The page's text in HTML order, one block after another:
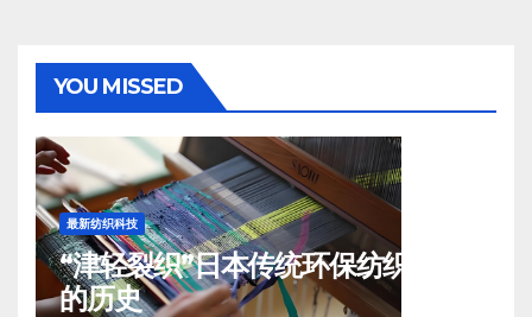
YOU MISSED
最新纺织科技
“津轻裂织”日本传统环保纺织工艺
的历史